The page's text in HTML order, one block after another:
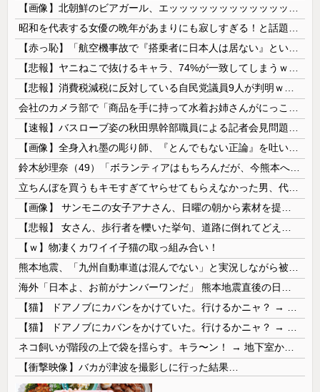
【ｗ】物凄くカワイイ子猫の取っ組み合い！
【衝撃映像】バカが津波を撮影しに行った結果…